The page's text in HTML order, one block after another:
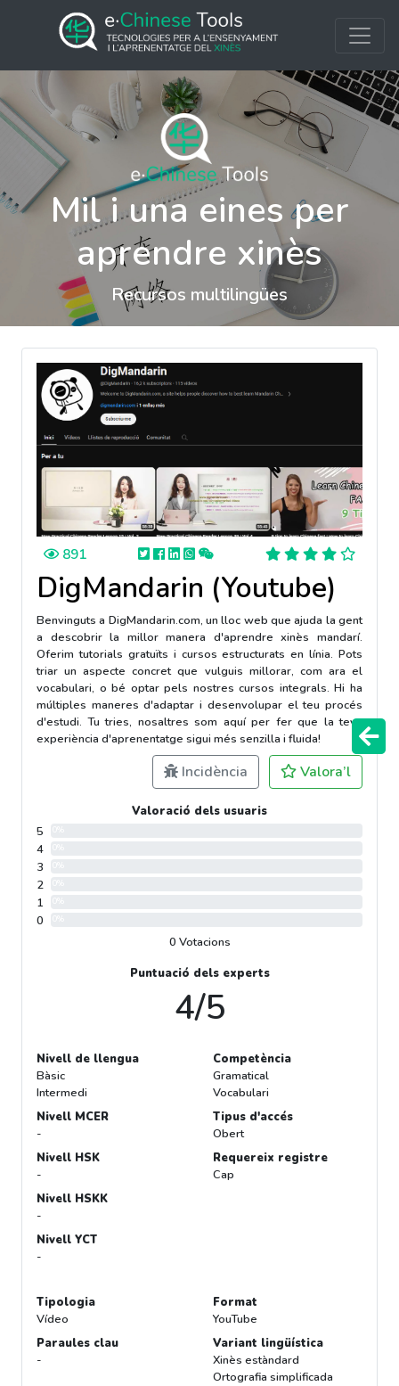
Mil i una eines per
aprendre xinès
Recursos multilingües
891
DigMandarin (Youtube)
Benvinguts a DigMandarin.com, un lloc web que ajuda la gent
a descobrir la millor manera d'aprendre xinès mandarí.
Oferim tutorials gratuïts i cursos estructurats en línia. Pots
triar un aspecte concret que vulguis millorar, com ara el
vocabulari, o bé optar pels nostres cursos integrals. Hi ha
múltiples maneres d'adaptar i desenvolupar el teu procés
d'estudi. Tu tries, nosaltres som aquí per fer que la teva
experiència d'aprenentatge sigui més senzilla i fluida!
Incidència Valora’l
Valoració dels usuaris
5
4
3
2
1
0
0 Votacions
Puntuació dels experts
4/5
Nivell de llengua
Bàsic
Intermedi
Nivell MCER
-
Nivell HSK
-
Nivell HSKK
-
Nivell YCT
-
Competència
Gramatical
Vocabulari
Tipus d'accés
Obert
Requereix registre
Cap
Tipologia
Vídeo
Paraules clau
-
Format
YouTube
Variant lingüística
Xinès estàndard
Ortografia simplificada